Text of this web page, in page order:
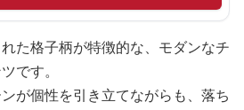
た格子柄が特徴的な、モダンなチ
です。
が個性を引き立てながらも、落ち